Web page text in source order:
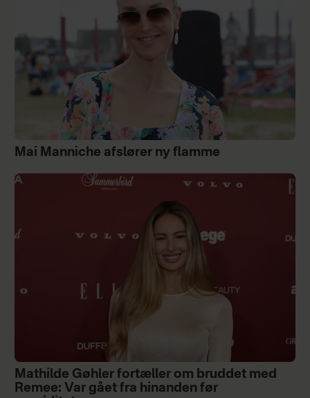
Mai Manniche afslører ny flamme
Mathilde Gøhler fortæller om bruddet med
Remee: Var gået fra hinanden før